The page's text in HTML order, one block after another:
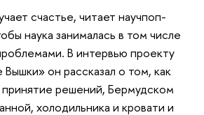
счастье, читает научпоп-
наука занималась в том числе
В интервью проекту
он рассказал о том, как
решений, Бермудском
холодильника и кровати и